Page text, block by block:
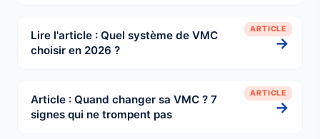
ARTICLE
Lire l'article : Quel système de VMC
choisir en 2026 ?
→
ARTICLE
Article : Quand changer sa VMC ? 7
signes qui ne trompent pas
→